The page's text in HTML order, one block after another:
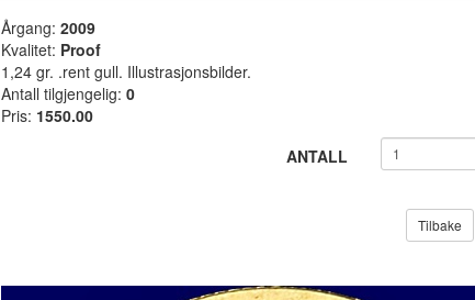
Årgang: 2009
Kvalitet: Proof
1,24 gr. .rent gull. Illustrasjonsbilder.
Antall tilgjengelig: 0
Pris: 1550.00
ANTALL
Tilbake